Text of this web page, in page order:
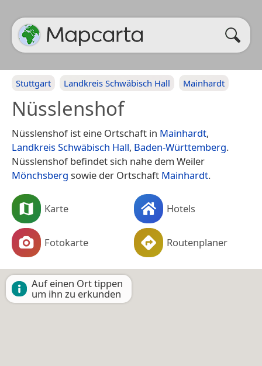
Stuttgart Landkreis Schwäbisch Hall Mainhardt
Nüsslenshof
Nüsslenshof ist eine Ortschaft in Mainhardt,
Landkreis Schwäbisch Hall, Baden-Württemberg.
Nüsslenshof befindet sich nahe dem Weiler
Mönchsberg sowie der Ortschaft Mainhardt.
Karte Hotels
Fotokarte Routenplaner
Auf einen Ort tippen
um ihn zu erkunden